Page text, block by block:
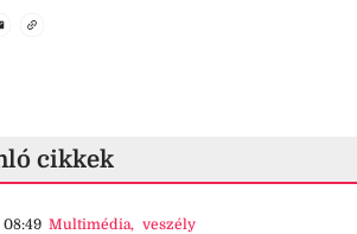
cikkek
08:49 Multimédia, veszély